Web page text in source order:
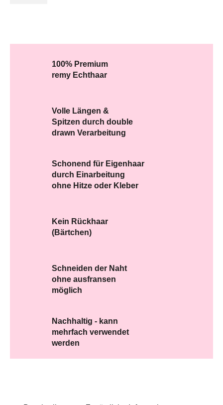
100% Premium
remy Echthaar
Volle Längen &
Spitzen durch double
drawn Verarbeitung
Schonend für Eigenhaar
durch Einarbeitung
ohne Hitze oder Kleber
Kein Rückhaar
(Bärtchen)
Schneiden der Naht
ohne ausfransen
möglich
Nachhaltig - kann
mehrfach verwendet
werden